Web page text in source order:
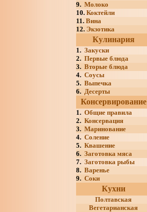
9. Молоко
10. Коктейли
11. Вина
12. Экзотика
Кулинария
1. Закуски
2. Первые блюда
3. Вторые блюда
4. Соусы
5. Выпечка
6. Десерты
Консервирование
1. Общие правила
2. Консервация
3. Маринование
4. Соление
5. Квашение
6. Заготовка мяса
7. Заготовка рыбы
8. Варенье
9. Соки
Кухни
Полтавская
Вегетарианская